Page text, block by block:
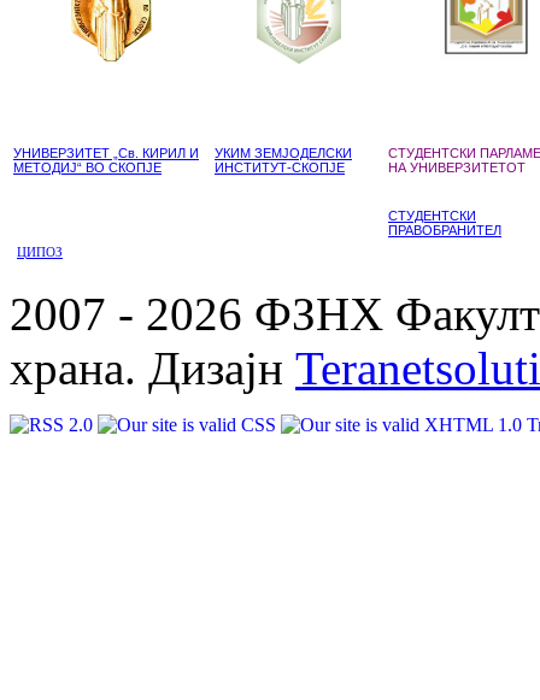
УНИВЕРЗИТЕТ „Св. КИРИЛ И
МЕТОДИЈ“ ВО СКОПЈЕ
УКИМ ЗЕМЈОДЕЛСКИ
ИНСТИТУТ-СКОПЈЕ
СТУДЕНТСКИ
НА УНИВЕРЗИТЕТОТ
СТУДЕНТСКИ
ПРАВОБРАНИТЕЛ
ЦИПОЗ
2007 - 2026 ФЗНХ
храна. Дизајн